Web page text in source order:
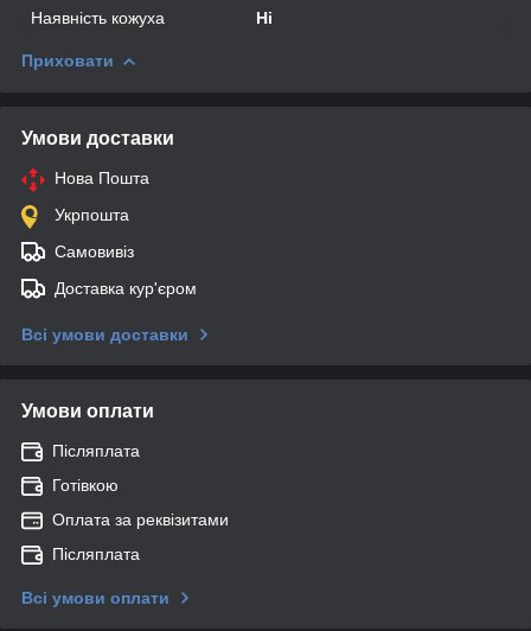
Наявність кожуха
Ні
Приховати
Умови доставки
Нова Пошта
Укрпошта
Самовивіз
Доставка кур'єром
Всі умови доставки
Умови оплати
Післяплата
Готівкою
Оплата за реквізитами
Післяплата
Всі умови оплати